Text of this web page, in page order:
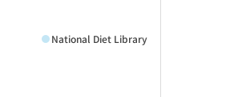
National Diet Library